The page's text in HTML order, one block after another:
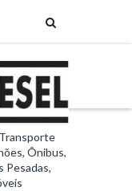
Ônibus,
Pesadas,